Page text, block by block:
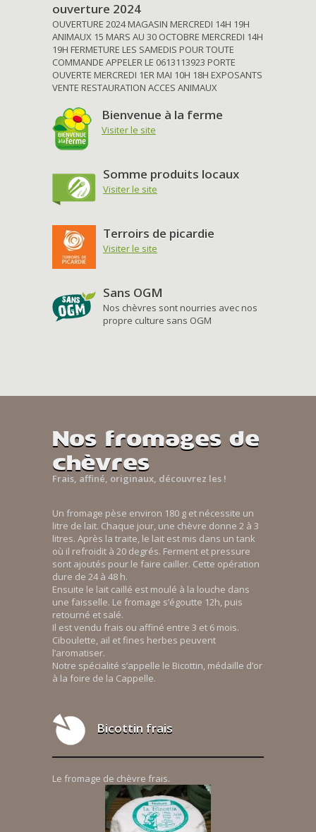
ouverture 2024
OUVERTURE 2024 MAGASIN MERCREDI 14H 19H
ANIMAUX 15 MARS AU 30 OCTOBRE MERCREDI 14H
19H FERMETURE LES SAMEDIS POUR TOUTE
COMMANDE APPELER LE 0613113923 PORTE
OUVERTE MERCREDI 1ER MAI 10H 18H EXPOSANTS
VENTE RESTAURATION ACCES ANIMAUX
Bienvenue à la ferme
Visiter le site
Somme produits locaux
Visiter le site
Terroirs de picardie
Visiter le site
Sans OGM
Nos chèvres sont nourries avec nos
propre culture sans OGM
Nos fromages de
chèvres
Frais, affiné, originaux, découvrez les !
Un fromage pèse environ 180 g et nécessite un
litre de lait. Chaque jour, une chèvre donne 2 à 3
litres. Après la traite, le lait est mis dans un tank
où il refroidit à 20 degrés. Ferment et pressure
sont ajoutés pour le faire cailler. Cette opération
dure de 24 à 48 h.
Ensuite le lait caillé est moulé à la louche dans
une faisselle. Le fromage s’égoutte 12h, puis
retourné et salé.
Il est vendu frais ou affiné entre 3 et 6 mois.
Ciboulette, ail et fines herbes peuvent
l’aromatiser.
Notre spécialité s’appelle le Bicottin, médaille d’or
à la foire de la Cappelle.
Bicottin frais
Le fromage de chèvre frais.